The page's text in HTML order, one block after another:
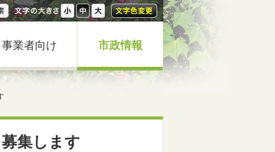
事業者向け 市政情報
集します